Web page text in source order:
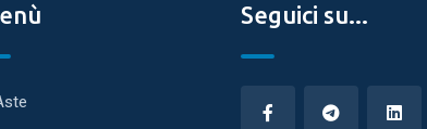
Seguici su...